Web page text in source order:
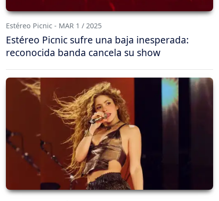
Estéreo Picnic - MAR 1 / 2025
Estéreo Picnic sufre una baja inesperada:
reconocida banda cancela su show